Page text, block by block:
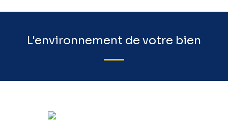
L'environnement de votre bien